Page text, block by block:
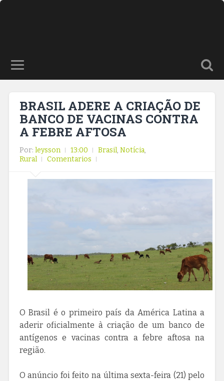
BRASIL ADERE A CRIAÇÃO DE
BANCO DE VACINAS CONTRA
A FEBRE AFTOSA
Por: leysson 13:00 Brasil, Notícia,
Rural
Comentarios
O Brasil é o primeiro país da América Latina a
aderir oficialmente à criação de um banco de
antígenos e vacinas contra a febre aftosa na
região.
O anúncio foi feito na última sexta-feira (21) pelo